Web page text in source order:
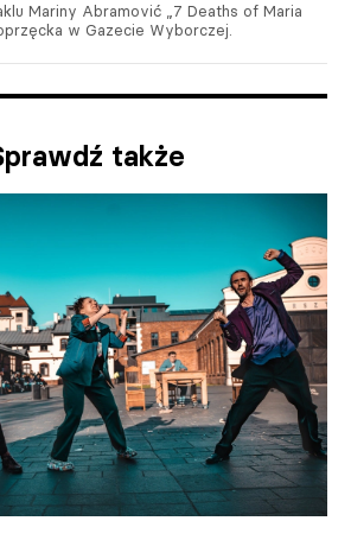
Mariny Abramović „7 Deaths of Maria
w Gazecie Wyborczej.
także